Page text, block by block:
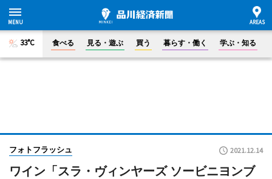
33°C 食べる 見る・遊ぶ 買う 暮らす・働く 学ぶ・知る
フォトフラッシュ 2021.12.14
ワイン「スラ・ヴィンヤーズ ソービニヨンブ